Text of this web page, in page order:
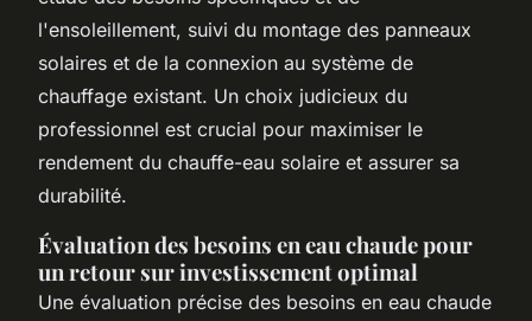
l'ensoleillement, suivi du montage des panneaux
solaires et de la connexion au système de
chauffage existant. Un choix judicieux du
professionnel est crucial pour maximiser le
rendement du chauffe-eau solaire et assurer sa
durabilité.
Évaluation des besoins en eau chaude pour
un retour sur investissement optimal
Une évaluation précise des besoins en eau chaude